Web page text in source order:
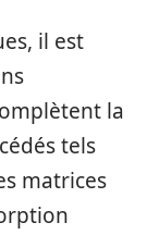
il est
la
tels
matrices